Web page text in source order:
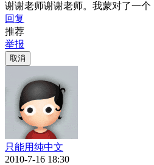
谢谢老师谢谢老师。我蒙对了一个
回复
推荐
举报
取消
只能用纯中文
2010-7-16 18:30